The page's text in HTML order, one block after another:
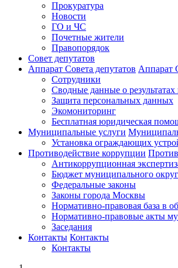
Прокуратура
Новости
ГО и ЧС
Почетные жители
Правопорядок
Совет депутатов
Аппарат Совета депутатов Аппарат
Сотрудники
Сводные данные о
Защита персональных данных
Экомониторинг
Бесплатная юридическая
Муниципальные услуги
Установка ограждающих
Противодействие коррупции
Антикоррупционная
Бюджет муниципального
Федеральные законы
Законы города Москвы
Нормативно-правовая база в
Нормативно-правовые акты
Заседания
Контакты Контакты
Контакты